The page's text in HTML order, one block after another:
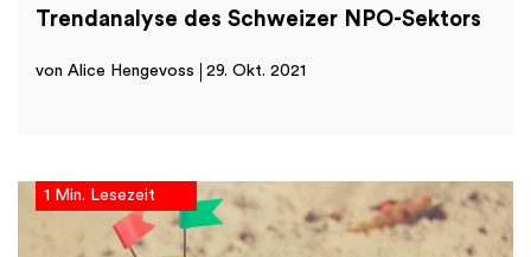
Trendanalyse des Schweizer NPO-Sektors
von Alice Hengevoss 29. Okt. 2021
1 Min. Lesezeit